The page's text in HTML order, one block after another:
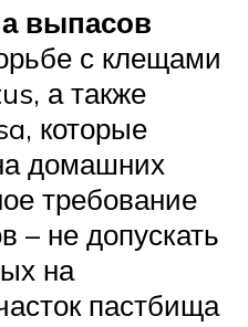
выпасов
с клещами
а также
которые
домашних
требование
– не допускать
на
пастбища